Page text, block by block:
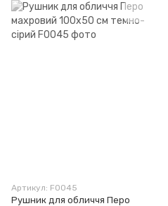
Артикул: F0045
Рушник для обличчя Перо